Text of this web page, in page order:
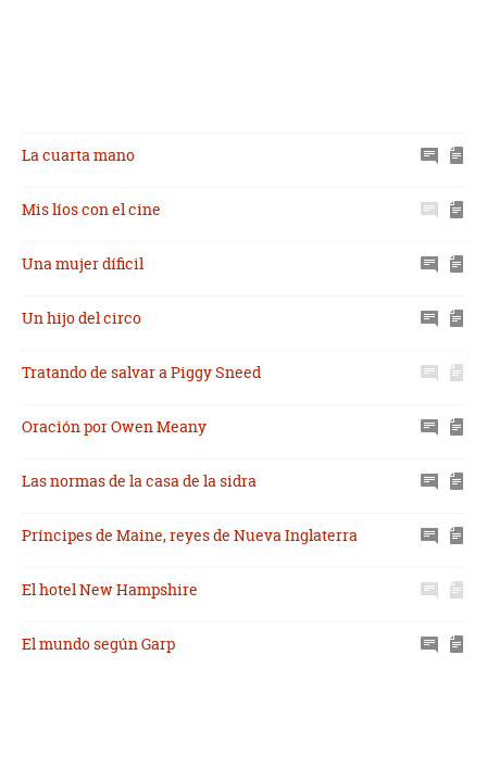
La cuarta mano
Mis líos con el cine
Una mujer díficil
Un hijo del circo
Tratando de salvar a Piggy Sneed
Oración por Owen Meany
Las normas de la casa de la sidra
Príncipes de Maine, reyes de Nueva Inglaterra
El hotel New Hampshire
El mundo según Garp